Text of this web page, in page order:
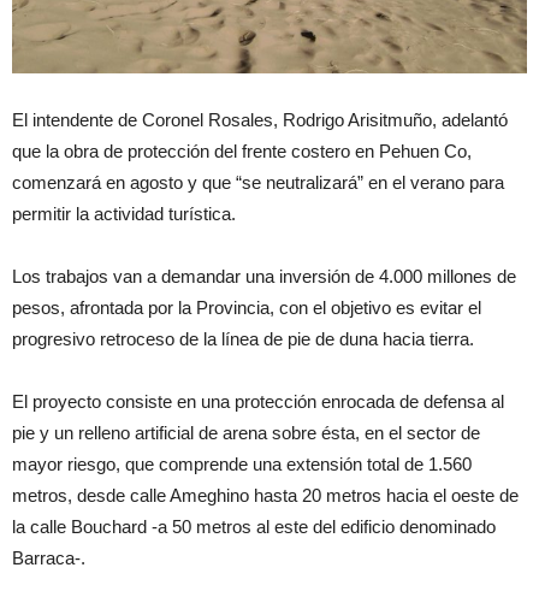
El intendente de Coronel Rosales, Rodrigo Arisitmuño, adelantó
que la obra de protección del frente costero en Pehuen Co,
comenzará en agosto y que “se neutralizará” en el verano para
permitir la actividad turística.
Los trabajos van a demandar una inversión de 4.000 millones de
pesos, afrontada por la Provincia, con el objetivo es evitar el
progresivo retroceso de la línea de pie de duna hacia tierra.
El proyecto consiste en una protección enrocada de defensa al
pie y un relleno artificial de arena sobre ésta, en el sector de
mayor riesgo, que comprende una extensión total de 1.560
metros, desde calle Ameghino hasta 20 metros hacia el oeste de
la calle Bouchard -a 50 metros al este del edificio denominado
Barraca-.